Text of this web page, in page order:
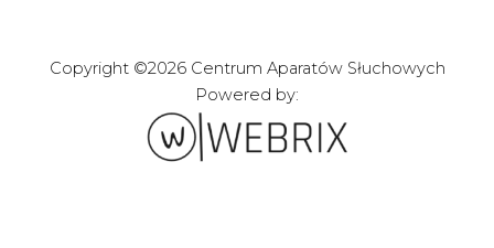
Copyright ©2026 Centrum Aparatów Słuchowych
Powered by: